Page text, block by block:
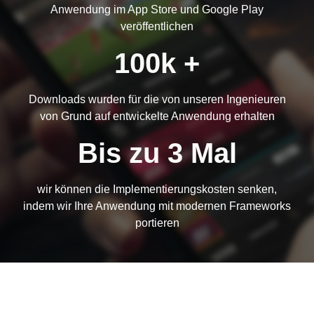
Anwendung im App Store und Google Play
veröffentlichen
100k +
Downloads wurden für die von unseren Ingenieuren
von Grund auf entwickelte Anwendung erhalten
Bis zu 3 Mal
wir können die Implementierungskosten senken,
indem wir Ihre Anwendung mit modernen Frameworks
portieren